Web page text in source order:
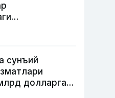
очиб қўйиши
мумкин
сунъий
долларга